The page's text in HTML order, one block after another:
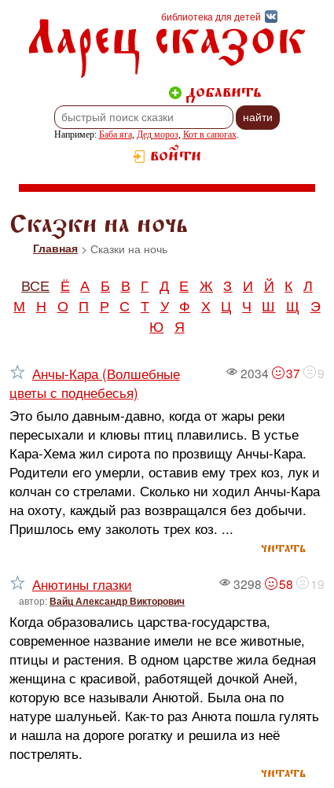
библиотека для детей
Ларец сказок
добавить
Например: Баба яга, Дед мороз, Кот в сапогах.
войти
Сказки на ночь
Главная > Сказки на ночь
ВСЕ Ё А Б В Г Д Е Ж З И Й К Л
М
Н О П Р С Т У Ф Х Ц Ч Ш Щ Э
Ю Я
2034 37 9
Анчы-Кара (Волшебные
цветы с поднебесья)
Это было давным-давно, когда от жары реки
пересыхали и клювы птиц плавились. В устье
Кара-Хема жил сирота по прозвищу Анчы-Кара.
Родители его умерли, оставив ему трех коз, лук и
колчан со стрелами. Сколько ни ходил Анчы-Кара
на охоту, каждый раз возвращался без добычи.
Пришлось ему заколоть трех коз. ...
читать
3298 58 19
Анютины глазки
автор:Вайц Александр Викторович
Когда образовались царства-государства,
современное название имели не все животные,
птицы и растения. В одном царстве жила бедная
женщина с красивой, работящей дочкой Аней,
которую все называли Анютой. Была она по
натуре шалуньей. Как-то раз Анюта пошла гулять
и нашла на дороге рогатку и решила из неё
пострелять.
читать